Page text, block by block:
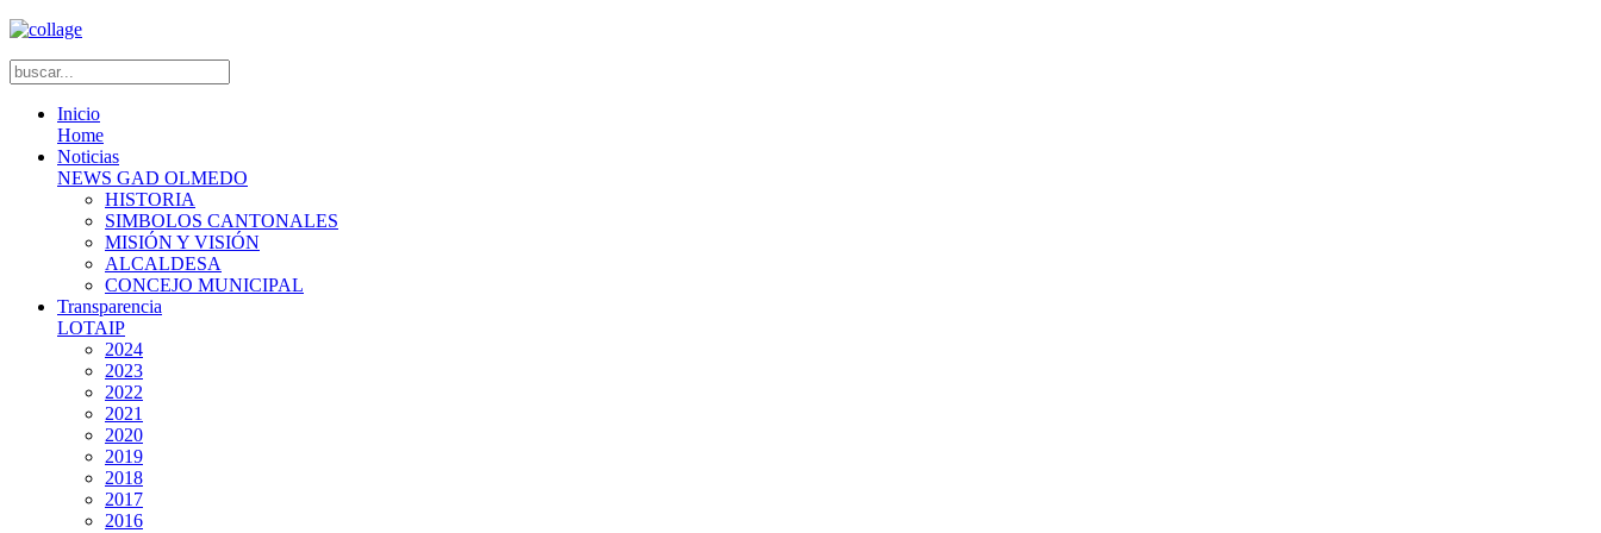
Inicio
Home
Noticias
NEWS GAD OLMEDO
HISTORIA
SIMBOLOS CANTONALES
MISIÓN Y VISIÓN
ALCALDESA
CONCEJO MUNICIPAL
Transparencia
LOTAIP
2024
2023
2022
2021
2020
2019
2018
2017
2016